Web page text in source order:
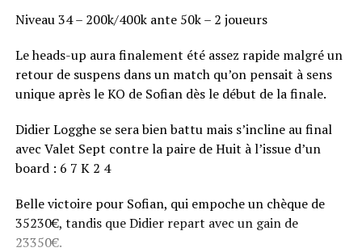
Niveau 34 – 200k/400k ante 50k – 2 joueurs
Le heads-up aura finalement été assez rapide malgré un
retour de suspens dans un match qu’on pensait à sens
unique après le KO de Sofian dès le début de la finale.
Didier Logghe se sera bien battu mais s’incline au final
avec Valet Sept contre la paire de Huit à l’issue d’un
board : 6 7 K 2 4
Belle victoire pour Sofian, qui empoche un chèque de
35230€, tandis que Didier repart avec un gain de
23350€.